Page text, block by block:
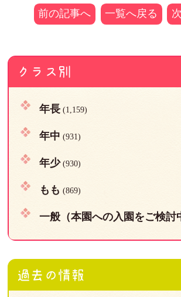
前の記事へ 一覧へ戻る
クラス別
年長(1,159)
年中 (931)
年少(930)
もも (869)
一般（本園への入園をご検討
過去の情報